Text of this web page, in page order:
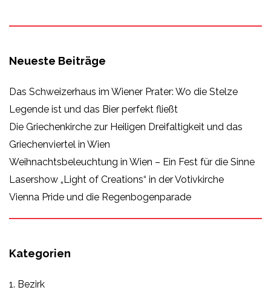
Neueste Beiträge
Das Schweizerhaus im Wiener Prater: Wo die Stelze
Legende ist und das Bier perfekt fließt
Die Griechenkirche zur Heiligen Dreifaltigkeit und das
Griechenviertel in Wien
Weihnachtsbeleuchtung in Wien – Ein Fest für die Sinne
Lasershow „Light of Creations“ in der Votivkirche
Vienna Pride und die Regenbogenparade
Kategorien
1. Bezirk